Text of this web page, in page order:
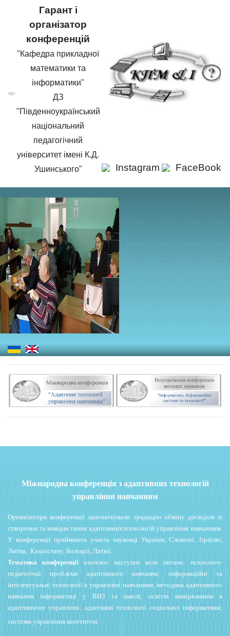
Гарант і
організатор
конференцій
"Кафедра прикладної
математики та
інформатики"
ДЗ
"Південноукраїнський
національний
педагогічний
університет імені К.Д.
Ушинського"
Instagram FaceBook
Міжнародна конференція з адаптивних технологій
управління навчанням
Організатори конференції започаткували традицію обміну досвідом зі
створення та використання адаптивнихтехнологій управління навчанням.
У конференції приймають участь науковці України, Словенії, Ізраїлю,
Литви, Казахстану, Болгарії, Латвії.
Тематика конференціїохоплює наступне коло питань: психолого-
педагогічні проблеми адаптивного навчання; інформаційні та
інтелектуальні технології в управлінні навчанням; методика адаптивного
навчання інформатиці у ВНЗ та школі; освітні вимірювання в
адаптивному управлінні; адаптивні технології соціальної інформатики;
системи управління контентом.